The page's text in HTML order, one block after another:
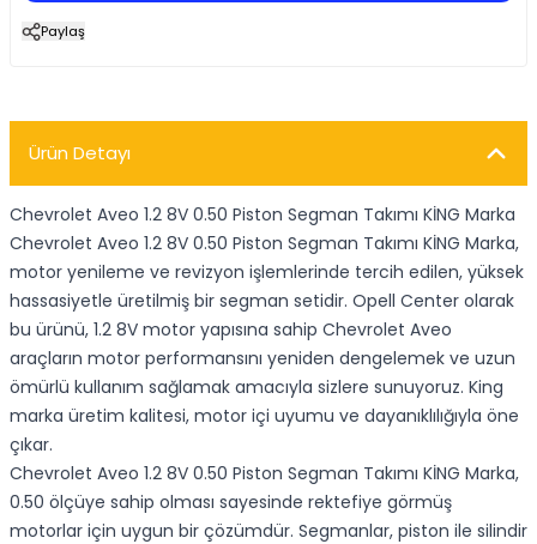
Paylaş
Ürün Detayı
Chevrolet Aveo 1.2 8V 0.50 Piston Segman Takımı KİNG Marka
Chevrolet Aveo 1.2 8V 0.50 Piston Segman Takımı KİNG Marka,
motor yenileme ve revizyon işlemlerinde tercih edilen, yüksek
hassasiyetle üretilmiş bir segman setidir. Opell Center olarak
bu ürünü, 1.2 8V motor yapısına sahip Chevrolet Aveo
araçların motor performansını yeniden dengelemek ve uzun
ömürlü kullanım sağlamak amacıyla sizlere sunuyoruz. King
marka üretim kalitesi, motor içi uyumu ve dayanıklılığıyla öne
çıkar.
Chevrolet Aveo 1.2 8V 0.50 Piston Segman Takımı KİNG Marka,
0.50 ölçüye sahip olması sayesinde rektefiye görmüş
motorlar için uygun bir çözümdür. Segmanlar, piston ile silindir